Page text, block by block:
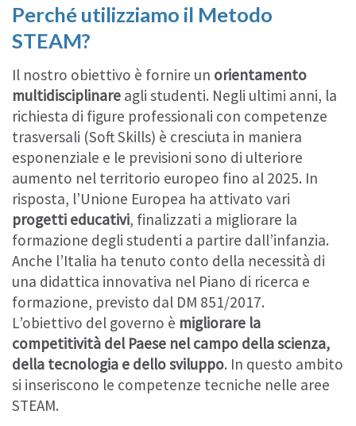
Perché utilizziamo il Metodo
STEAM?
Il nostro obiettivo è fornire un orientamento
multidisciplinare agli studenti. Negli ultimi anni, la
richiesta di figure professionali con competenze
trasversali (Soft Skills) è cresciuta in maniera
esponenziale e le previsioni sono di ulteriore
aumento nel territorio europeo fino al 2025. In
risposta, l’Unione Europea ha attivato vari
progetti educativi, finalizzati a migliorare la
formazione degli studenti a partire dall’infanzia.
Anche l’Italia ha tenuto conto della necessità di
una didattica innovativa nel Piano di ricerca e
formazione, previsto dal DM 851/2017.
L’obiettivo del governo è migliorare la
competitività del Paese nel campo della scienza,
della tecnologia e dello sviluppo. In questo ambito
si inseriscono le competenze tecniche nelle aree
STEAM.